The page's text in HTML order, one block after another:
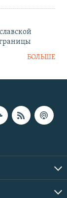
границы
БОЛЬШЕ